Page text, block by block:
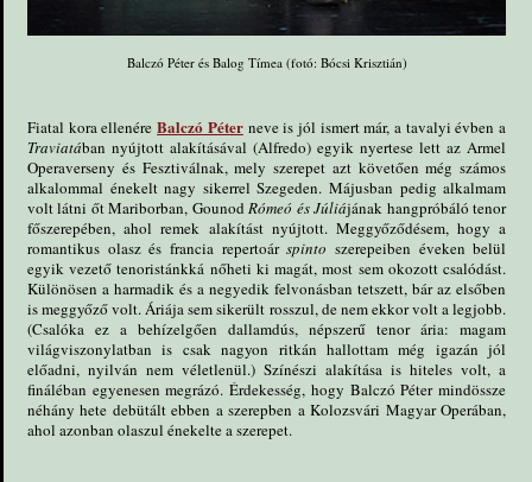
Balczó Péter és Balog Tímea (fotó: Bócsi Krisztián)
Fiatal kora ellenéreBalczó Péterneve is jól ismert már, a tavalyi évben a
Traviatában nyújtott alakításával (Alfredo) egyik nyertese lett az Armel
Operaverseny és Fesztiválnak, mely szerepet azt követően még számos
alkalommal énekelt nagy sikerrel Szegeden. Májusban pedig alkalmam
volt látni őt Mariborban, GounodRómeó és Júliájának hangpróbáló tenor
főszerepében, ahol remek alakítást nyújtott. Meggyőződésem, hogy a
romantikus olasz és francia repertoárspinto szerepeiben éveken belül
egyik vezető tenoristánkká nőheti ki magát, most sem okozott csalódást.
Különösen a harmadik és a negyedik felvonásban tetszett, bár az elsőben
is meggyőző volt. Áriája sem sikerült rosszul, de nem ekkor volt a legjobb.
(Csalóka ez a behízelgően dallamdús, népszerű tenor ária: magam
világviszonylatban is csak nagyon ritkán hallottam még igazán jól
előadni, nyilván nem véletlenül.) Színészi alakítása is hiteles volt, a
fináléban egyenesen megrázó. Érdekesség, hogy Balczó Péter mindössze
néhány hete debütált ebben a szerepben a Kolozsvári Magyar Operában,
ahol azonban olaszul énekelte a szerepet.